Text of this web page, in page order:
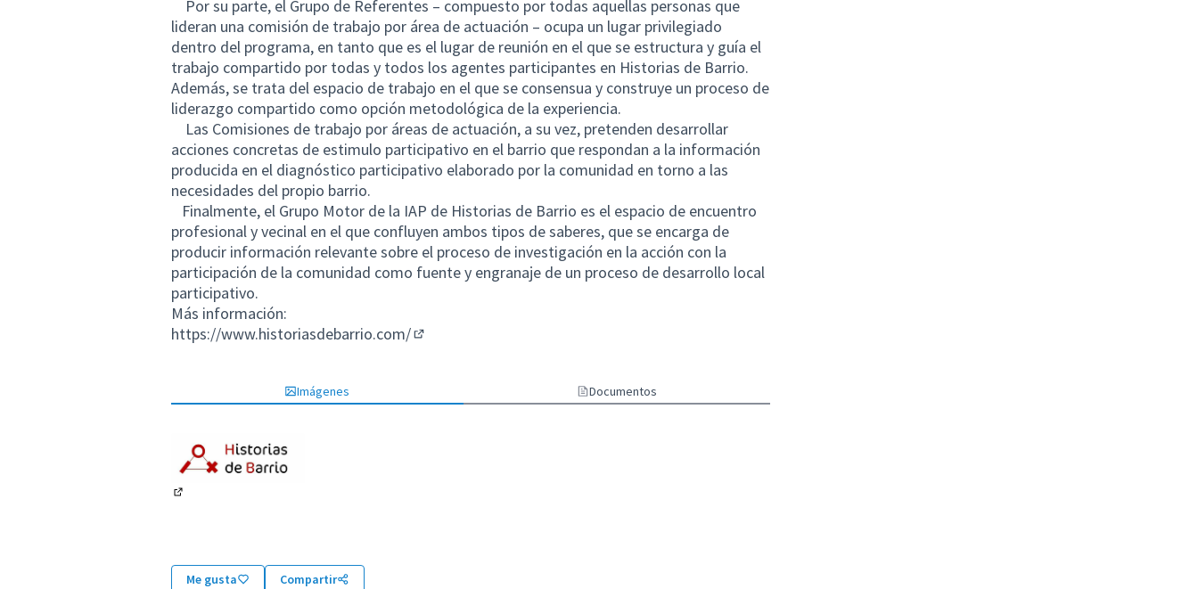
Por su parte, el Grupo de Referentes – compuesto por todas aquellas personas que
lideran una comisión de trabajo por área de actuación – ocupa un lugar privilegiado
dentro del programa, en tanto que es el lugar de reunión en el que se estructura y guía el
trabajo compartido por todas y todos los agentes participantes en Historias de Barrio.
Además, se trata del espacio de trabajo en el que se consensua y construye un proceso de
liderazgo compartido como opción metodológica de la experiencia.
Las Comisiones de trabajo por áreas de actuación, a su vez, pretenden desarrollar
acciones concretas de estimulo participativo en el barrio que respondan a la información
producida en el diagnóstico participativo elaborado por la comunidad en torno a las
necesidades del propio barrio.
Finalmente, el Grupo Motor de la IAP de Historias de Barrio es el espacio de encuentro
profesional y vecinal en el que confluyen ambos tipos de saberes, que se encarga de
producir información relevante sobre el proceso de investigación en la acción con la
participación de la comunidad como fuente y engranaje de un proceso de desarrollo local
participativo.
Más información:
https://www.historiasdebarrio.com/
Imágenes Documentos
Me gusta Compartir